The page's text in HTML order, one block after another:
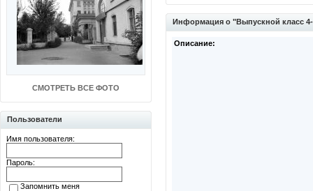
СМОТРЕТЬ ВСЕ ФОТО
Пользователи
Имя пользователя:
Пароль:
Запомнить меня
Информация о "Выпускной класс
Описание: